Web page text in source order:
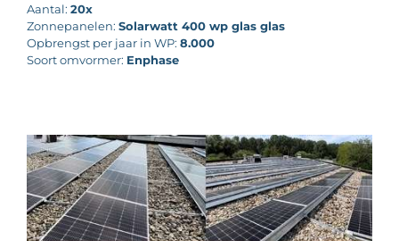
Aantal: 20x
Zonnepanelen: Solarwatt 400 wp glas glas
Opbrengst per jaar in WP: 8.000
Soort omvormer: Enphase